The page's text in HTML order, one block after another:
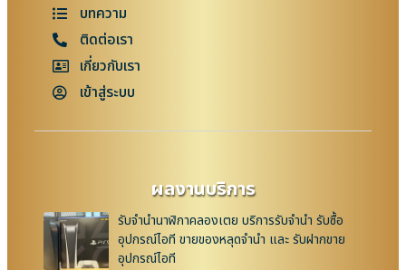
บทความ
ติดต่อเรา
เกี่ยวกับเรา
เข้าสู่ระบบ
ผลงานบริการ
รับจำนำนาฬิกาคลองเตย บริการรับจำนำ รับซื้อ
อุปกรณ์ไอที ขายของหลุดจำนำ และ รับฝากขาย
อุปกรณ์ไอที